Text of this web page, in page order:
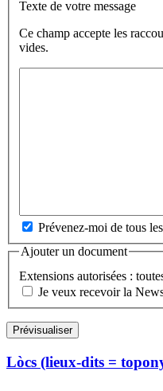
Texte de votre message
Ce champ accepte les
vides.
Prévenez-moi de tous
Ajouter un document
Extensions autorisées :
Je veux recevoir la
Lòcs (lieux-dits =